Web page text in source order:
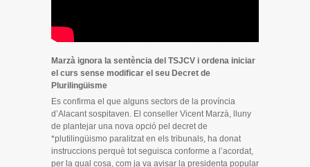
Marzà ignora la sentència del TSJCV i ordena iniciar
el curs sense modificar el seu Decret de
Plurilingüisme
Es confirma el que alguns sectors de la província
d’Alacant sospitaven. El conseller Vicent Marzà, lluny
de plantejar una nova opció pel decret de
*plutilingüismo paralitzat en els tribunals, ha donat
instruccions perquè tot seguisca conforme a l’acordat,
per la qual cosa, com ja va avisar la presidenta popular